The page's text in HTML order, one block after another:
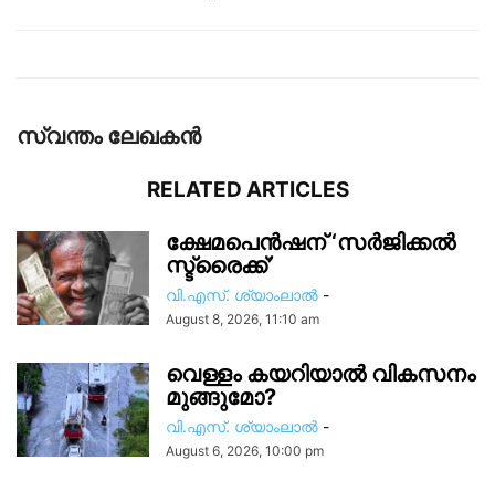
സ്വന്തം ലേഖകന്‍
RELATED ARTICLES
ക്ഷേമപെൻഷന് ‘സർജിക്കൽ
സ്ട്രൈക്ക്’
വി.എസ്. ശ്യാംലാൽ -
August 8, 2026, 11:10 am
വെള്ളം കയറിയാൽ വികസനം
മുങ്ങുമോ?
വി.എസ്. ശ്യാംലാൽ -
August 6, 2026, 10:00 pm